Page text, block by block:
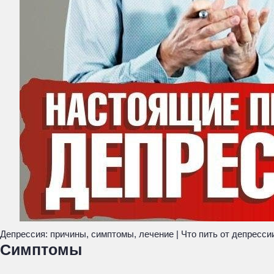
Депрессия: причины, симптомы, лечение | Что пить от
Симптомы